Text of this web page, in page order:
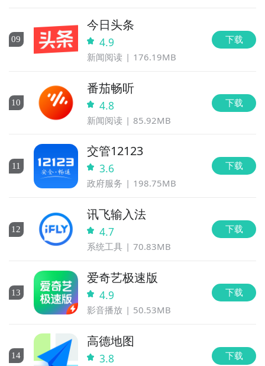
09
今日头条
4.9
新闻阅读 176.19MB
下载
10
番茄畅听
4.8
新闻阅读 85.92MB
下载
11
交管12123
3.6
政府服务 198.75MB
下载
12
讯飞输入法
4.7
系统工具 70.83MB
下载
13
爱奇艺极速版
4.9
影音播放 50.53MB
下载
14
高德地图
3.8 下载